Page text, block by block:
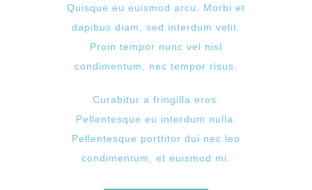
Quisque eu euismod arcu. Morbi et
dapibus diam, sed interdum velit.
Proin tempor nunc vel nisl
condimentum, nec tempor risus.
Curabitur a fringilla eros.
Pellentesque eu interdum nulla.
Pellentesque porttitor dui nec leo
condimentum, et euismod mi.